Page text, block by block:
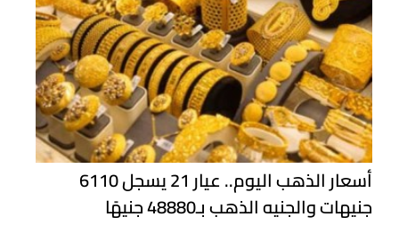
أسعار الذهب اليوم.. عيار 21 يسجل 6110
جنيهات والجنيه الذهب بـ48880 جنيهًا